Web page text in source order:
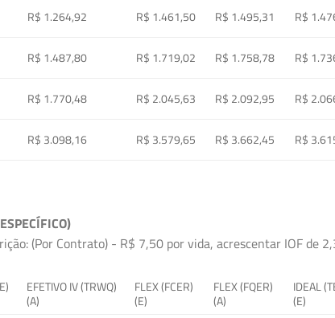
R$ 1.264,92 R$ 1.461,50 R$ 1.495,31 R$
R$ 1.487,80 R$ 1.719,02 R$ 1.758,78 R$
R$ 1.770,48 R$ 2.045,63 R$ 2.092,95 R$
R$ 3.098,16 R$ 3.579,65 R$ 3.662,45 R$
(Por Contrato) - R$ 7,50 por vida, acrescentar IOF de
EFETIVO IV (TRWQ)
(A)
FLEX (FCER)
(E)
FLEX (FQER)
(A)
IDEAL
(E)